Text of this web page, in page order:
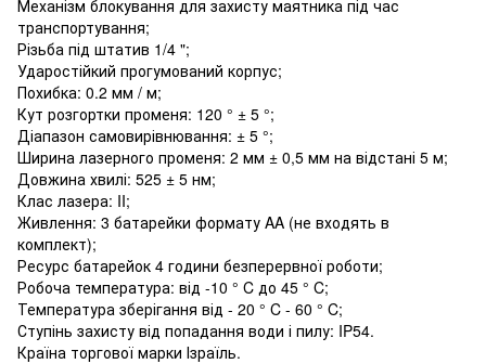
Механізм блокування для захисту маятника під час
транспортування;
Різьба під штатив 1/4 ";
Ударостійкий прогумований корпус;
Похибка: 0.2 мм / м;
Кут розгортки променя: 120 ° ± 5 °;
Діапазон самовирівнювання: ± 5 °;
Ширина лазерного променя: 2 мм ± 0,5 мм на відстані 5 м;
Довжина хвилі: 525 ± 5 нм;
Клас лазера: II;
Живлення: 3 батарейки формату AA (не входять в
комплект);
Ресурс батарейок 4 години безперервної роботи;
Робоча температура: від -10 ° C до 45 ° C;
Температура зберігання від - 20 ° C - 60 ° C;
Ступінь захисту від попадання води і пилу: IP54.
Країна торгової марки Ізраїль.